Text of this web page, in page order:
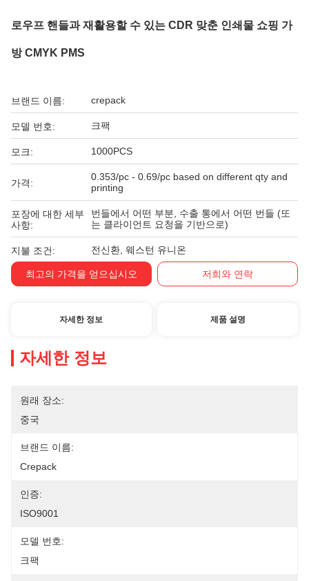
로우프 핸들과 재활용할 수 있는 CDR 맞춘 인쇄물 쇼핑 가
방 CMYK PMS
브랜드 이름: crepack
모델 번호: 크팩
모크: 1000PCS
가격:
0.353/pc - 0.69/pc based on different qty and
printing
포장에 대한 세부
사항:
번들에서 어떤 부분, 수출 통에서 어떤 번들 (또
는 클라이언트 요청을 기반으로)
지불 조건: 전신환, 웨스턴 유니온
최고의 가격을 얻으십시오 저희와 연락
자세한 정보 제품 설명
자세한 정보
원래 장소:
중국
브랜드 이름:
Crepack
인증:
ISO9001
모델 번호:
크팩